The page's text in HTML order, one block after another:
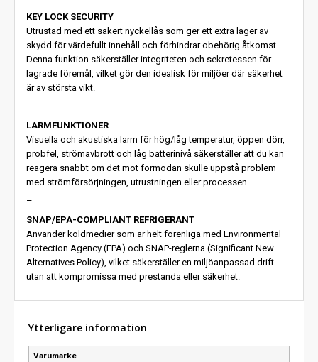
KEY LOCK SECURITY
Utrustad med ett säkert nyckellås som ger ett extra lager av
skydd för värdefullt innehåll och förhindrar obehörig åtkomst.
Denna funktion säkerställer integriteten och sekretessen för
lagrade föremål, vilket gör den idealisk för miljöer där säkerhet
är av största vikt.
–
LARMFUNKTIONER
Visuella och akustiska larm för hög/låg temperatur, öppen dörr,
probfel, strömavbrott och låg batterinivå säkerställer att du kan
reagera snabbt om det mot förmodan skulle uppstå problem
med strömförsörjningen, utrustningen eller processen.
–
SNAP/EPA-COMPLIANT REFRIGERANT
Använder köldmedier som är helt förenliga med Environmental
Protection Agency (EPA) och SNAP-reglerna (Significant New
Alternatives Policy), vilket säkerställer en miljöanpassad drift
utan att kompromissa med prestanda eller säkerhet.
Ytterligare information
Varumärke